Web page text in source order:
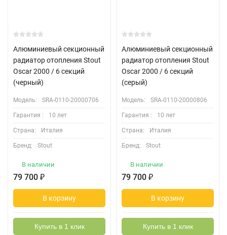
Алюминиевый секционный
радиатор отопления Stout
Oscar 2000 / 6 секций
(черный)
Модель: SRA-0110-20000706
Гарантия : 10 лет
Страна: Италия
Бренд: Stout
В наличии
79 700 ₽
В корзину
Купить в 1 клик
Алюминиевый секционный
радиатор отопления Stout
Oscar 2000 / 6 секций
(серый)
Модель: SRA-0110-20000806
Гарантия : 10 лет
Страна: Италия
Бренд: Stout
В наличии
79 700 ₽
В корзину
Купить в 1 клик